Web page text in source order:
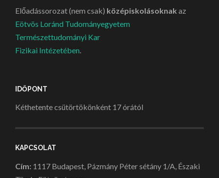
Előadássorozat (nem csak) középiskolásoknak az
Eötvös Loránd Tudományegyetem
Természettudományi Kar
Fizikai Intézetében.
IDŐPONT
Kéthetente csütörtökönként 17 órától
KAPCSOLAT
Cím: 1117 Budapest, Pázmány Péter sétány 1/A, Északi